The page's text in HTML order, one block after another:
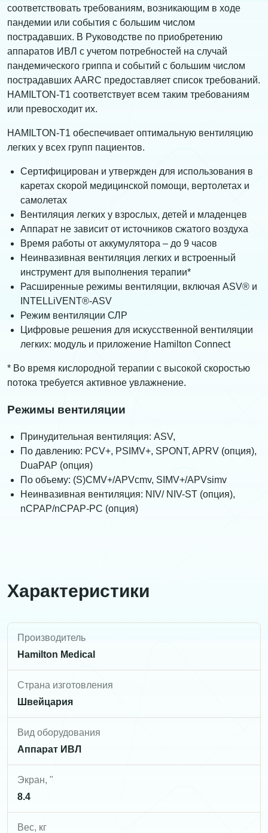
соответствовать требованиям, возникающим в ходе
пандемии или события с большим числом
пострадавших. В Руководстве по приобретению
аппаратов ИВЛ с учетом потребностей на случай
пандемического гриппа и событий с большим числом
пострадавших AARC предоставляет список требований.
HAMILTON-T1 соответствует всем таким требованиям
или превосходит их.
HAMILTON-T1 обеспечивает оптимальную вентиляцию
легких у всех групп пациентов.
Сертифицирован и утвержден для использования в
каретах скорой медицинской помощи, вертолетах и
самолетах
Вентиляция легких у взрослых, детей и младенцев
Аппарат не зависит от источников сжатого воздуха
Время работы от аккумулятора – до 9 часов
Неинвазивная вентиляция легких и встроенный
инструмент для выполнения терапии*
Расширенные режимы вентиляции, включая ASV® и
INTELLiVENT®-ASV
Режим вентиляции СЛР
Цифровые решения для искусственной вентиляции
легких: модуль и приложение Hamilton Connect
* Во время кислородной терапии с высокой скоростью
потока требуется активное увлажнение.
Режимы вентиляции
Принудительная вентиляция: ASV,
По давлению: PCV+, PSIMV+, SPONT, APRV (опция),
DuaPAP (опция)
По объему: (S)CMV+/APVcmv, SIMV+/APVsimv
Неинвазивная вентиляция: NIV/ NIV-ST (опция),
nCPAP/nCPAP-PC (опция)
Характеристики
Производитель
Hamilton Medical
Страна изготовления
Швейцария
Вид оборудования
Аппарат ИВЛ
Экран, "
8.4
Вес, кг